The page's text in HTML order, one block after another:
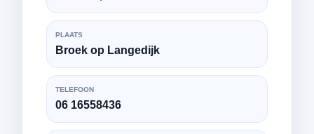
PLAATS
Broek op Langedijk
TELEFOON
06 16558436